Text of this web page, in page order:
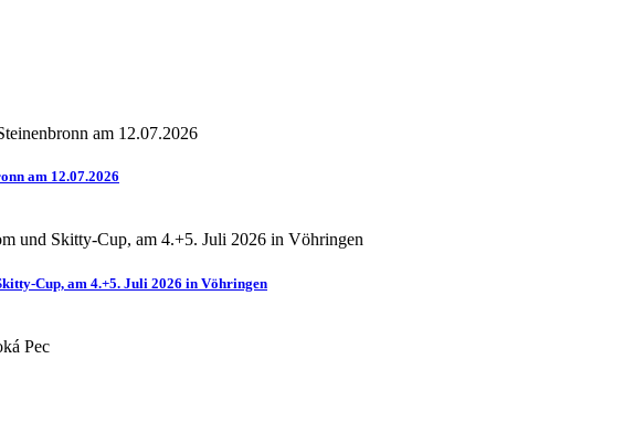
am 12.07.2026
Cup, am 4.+5. Juli 2026 in Vöhringen